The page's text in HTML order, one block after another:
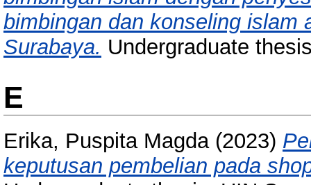
bimbingan dan konseling islam
Surabaya. Undergraduate
E
Erika, Puspita Magda(2023)
keputusan pembelian pada